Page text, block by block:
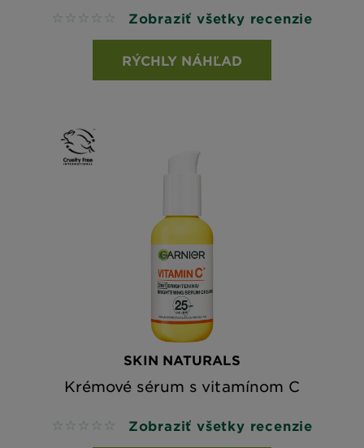
No reviews Zobraziť všetky recenzie
RÝCHLY NÁHĽAD
SKIN NATURALS
Krémové sérum s vitamínom C
No reviews Zobraziť všetky recenzie